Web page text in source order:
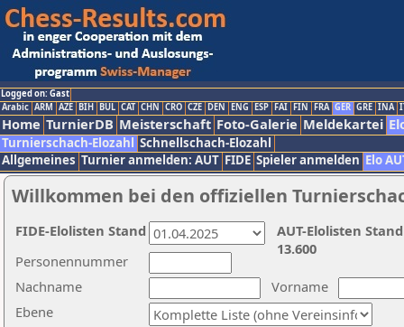
Logged on: Gast
Arabic ARM AZE BIH BUL CAT CHN CRO CZE DEN ENG ESP FAI FIN FRA GER GRE INA
Home TurnierDB Meisterschaft Foto-Galerie Meldekartei
Turnierschach-Elozahl Schnellschach-Elozahl
Allgemeines Turnier anmelden: AUT FIDE Spieler anmelden Elo
Willkommen bei den offiziellen
Nachname
Vorname
Ebene
Personennummer
AUT-Elolisten
13.600
FIDE-Elolisten Stand